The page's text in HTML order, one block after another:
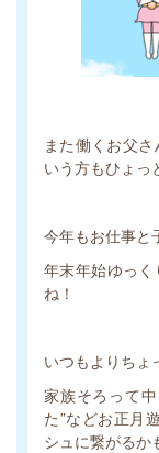
また働くお父
いう方もひょっ
今年もお仕事と
年末年始ゆっ
ね！
いつもよりちょ
家族そろって中
た”などお正月
シュに繋がるか